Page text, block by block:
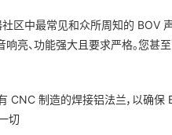
区中最常见和众所周知的 BOV
亮、功能强大且要求严格。您甚
CNC 制造的焊接铝法兰，以确保
切